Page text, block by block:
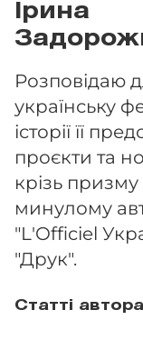
Ірина
Розповідаю
українську
історії її
проєкти та
крізь
минулому
"L'Officiel
"Друк".
Статті автора